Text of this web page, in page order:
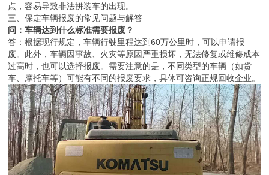
点，容易导致非法拼装车的出现。
三、保定车辆报废的常见问题与解答
问：车辆达到什么标准需要报废？
答：根据现行规定，车辆行驶里程达到60万公里时，可以申请报
废。此外，车辆因事故、火灾等原因严重损坏，无法修复或维修成本
过高时，也可以选择报废。需要注意的是，不同类型的车辆（如货
车、摩托车等）可能有不同的报废要求，具体可咨询正规回收企业。